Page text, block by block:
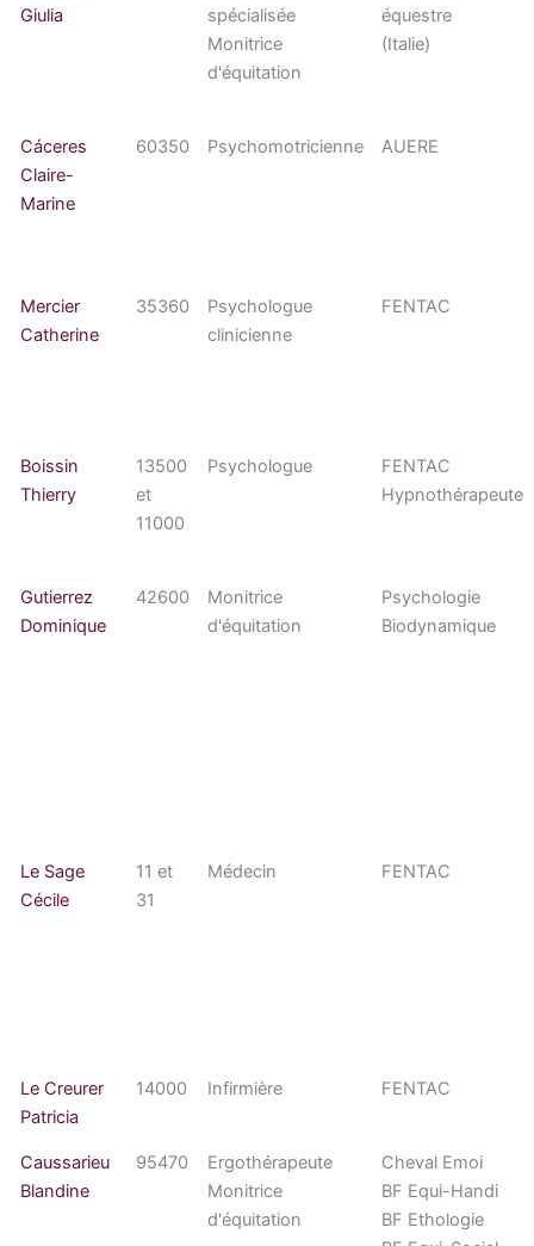
Giulia
spécialisée
Monitrice
d'équitation
équestre
(Italie)
Cáceres
Claire-
Marine
60350 Psychomotricienne AUERE
Mercier
Catherine
35360
Psychologue
clinicienne
FENTAC
Boissin
Thierry
13500
et
11000
Psychologue
FENTAC
Hypnothérapeute
Gutierrez
Dominique
42600
Monitrice
d'équitation
Psychologie
Biodynamique
Le Sage
Cécile
11 et
31
Médecin FENTAC
Le Creurer
Patricia
14000 Infirmière FENTAC
Caussarieu
Blandine
95470
Ergothérapeute
Monitrice
d'équitation
Cheval Emoi
BF Equi-Handi
BF Ethologie